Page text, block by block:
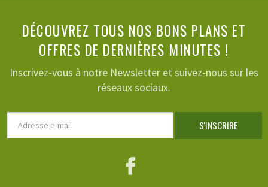
DÉCOUVREZ TOUS NOS BONS PLANS ET
OFFRES DE DERNIÈRES MINUTES !
Inscrivez-vous à notre Newsletter et suivez-nous sur les
réseaux sociaux.
S'INSCRIRE